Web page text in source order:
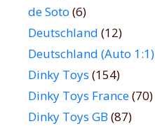
de Soto (6)
Deutschland (12)
Deutschland (Auto 1:1)
Dinky Toys (154)
Dinky Toys France(70)
Dinky Toys GB (87)